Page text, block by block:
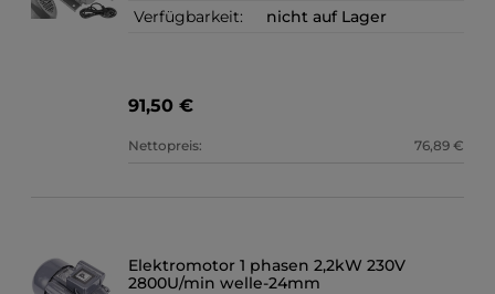
Verfügbarkeit: nicht auf Lager
91,50 €
Nettopreis: 76,89 €
Elektromotor 1 phasen 2,2kW 230V
2800U/min welle-24mm